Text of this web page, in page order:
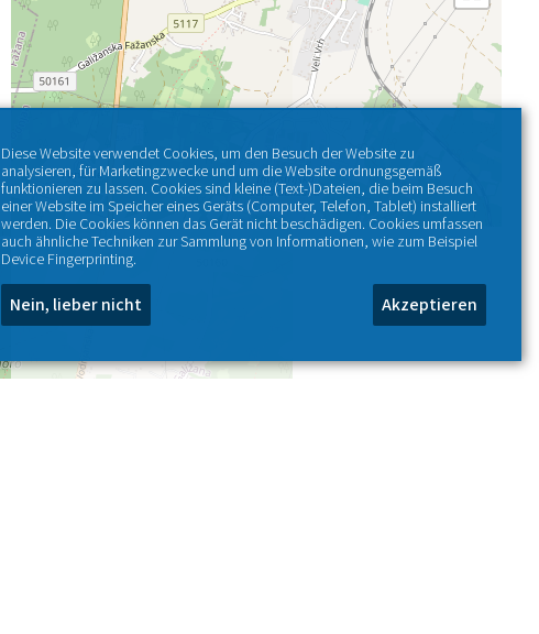
Diese Website verwendet Cookies, um den Besuch der Website zu
analysieren, für Marketingzwecke und um die Website ordnungsgemäß
funktionieren zu lassen. Cookies sind kleine (Text-)Dateien, die beim Besuch
einer Website im Speicher eines Geräts (Computer, Telefon, Tablet) installiert
werden. Die Cookies können das Gerät nicht beschädigen. Cookies umfassen
auch ähnliche Techniken zur Sammlung von Informationen, wie zum Beispiel
Device Fingerprinting.
Nein, lieber nicht Akzeptieren